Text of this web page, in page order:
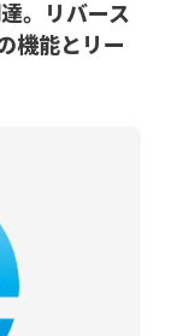
。リバース
機能とリー